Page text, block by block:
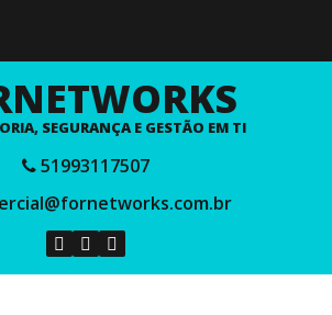
SEGURANÇA E GESTÃO EM TI
51993117507